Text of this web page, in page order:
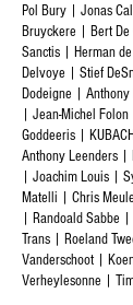
Pol Bury | Jonas
Bruyckere | Bert
Sanctis | Herman
Delvoye | Stief
Dodeigne |
| Jean-Michel
Goddeeris |
Anthony Leenders |
| Joachim Louis |
Matelli | Chris
| Randoald Sabbe
Trans | Roeland
Vanderschoot |
Verheylesonne |